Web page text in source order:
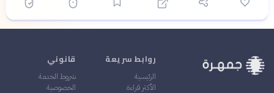
روابط سريعة
الرئيسية
الأكثر قراءة
قانوني
شروط الخدمة
الخصوصية